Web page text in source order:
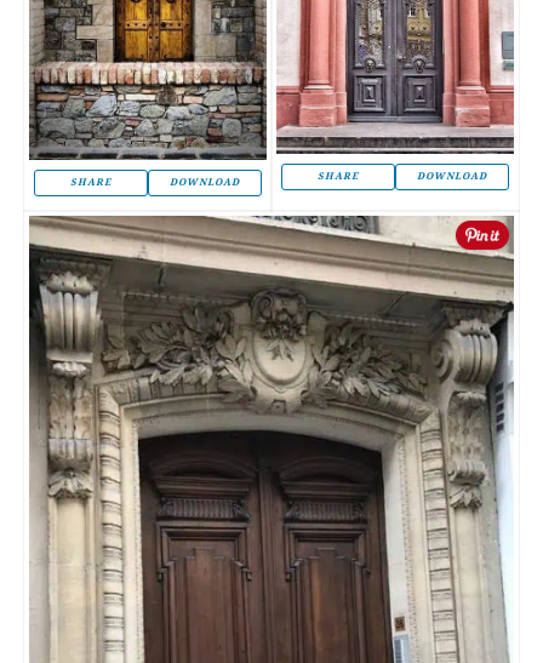
SHARE DOWNLOAD SHARE DOWNLOAD